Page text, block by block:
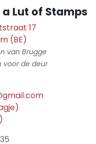
Lut of Stamps
17
(BE)
van Brugge
de deur